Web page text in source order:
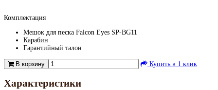
Комплектация
Мешок для песка Falcon Eyes SP-BG11
Карабин
Гарантийный талон
В корзину Купить в 1 клик
Характеристики